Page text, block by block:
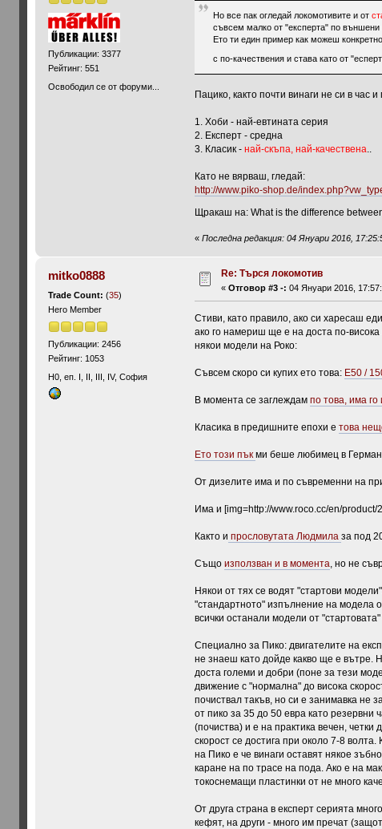
Публикации: 3377
Рейтинг: 551
Освободил се от форуми...
Но все пак огледай локомотивите и от
съвсем малко от "експерта" по външени
Ето ти един пример как можеш
с по-качествения и става като от
Пацико, както почти винаги не си в
1. Хоби - най-евтината серия
2. Експерт - средна
3. Класик -най-скъпа, най-качествена..
Като не вярваш, гледай:
http://www.piko-shop.de/
Щракаш на: What is the difference
«Последна редакция: 04 Януари 2016,
mitko0888
Trade Count: (35)
Hero Member
Публикации: 2456
Рейтинг: 1053
H0, еп. I, II, III, IV, София
Re: Търся локомотив
« Отговор #3 -: 04 Януари 2016,
Стиви, като правило, ако си харесаш
ако го намериш ще е на доста по-
някои модели на Роко:
Съвсем скоро си купих ето това: Е50 /
В момента се заглеждампо това, има
Класика в предишните епохи етова
Ето този пъкми беше любимец в
От дизелите има и по съвременни на
Има и [img=http://www.roco.cc/en/
Както и прословутата Людмилаза под
Същоизползван и в момента, но не
Някои от тях се водят "стартови
"стандартното" изпълнение на модела
всички останали модели от
Специално за Пико: двигателите на
не знаеш като дойде какво ще е вътре.
доста големи и добри (поне за тези
движение с "нормална" до висока
почиствал такъв, но си е занимавка не
от пико за 35 до 50 евра като
(почиства) и е на практика вечен,
скорост се достига при около 7-8
на Пико е че винаги оставят някое
каране на по трасе на пода. Ако е на
токоснемащи пластинки от не много
От друга страна в експерт серията
кефят, на други - много им пречат